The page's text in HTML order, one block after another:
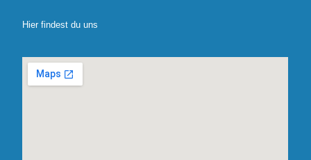
Hier findest du uns